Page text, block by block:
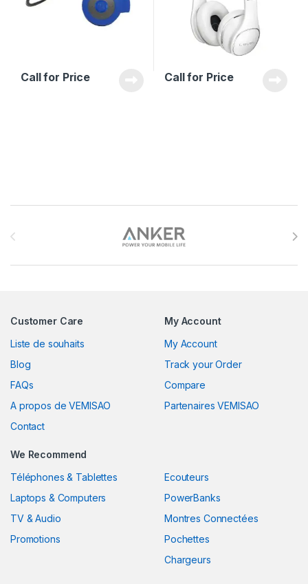
Call for Price Call for Price
Customer Care
Liste de souhaits
Blog
FAQs
A propos de VEMISAO
Contact
My Account
My Account
Track your Order
Compare
Partenaires VEMISAO
We Recommend
Téléphones & Tablettes
Laptops & Computers
TV & Audio
Promotions
Ecouteurs
PowerBanks
Montres Connectées
Pochettes
Chargeurs